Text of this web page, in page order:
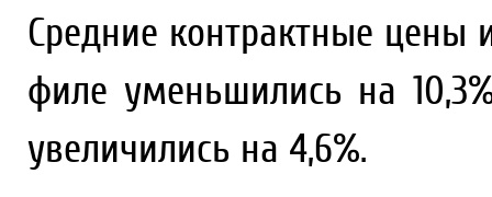
Средние контрактные
филе уменьшились на
увеличились на 4,6%.